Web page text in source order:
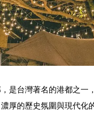
是台灣著名的港都之
厚的歷史氛圍與現代化